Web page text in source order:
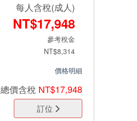
每人含稅(成人)
NT$17,948
參考稅金
NT$8,314
價格明細
總價含稅 NT$17,948
訂位